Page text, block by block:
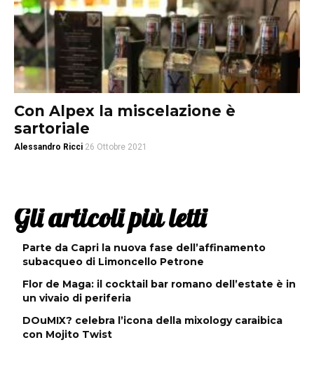
Con Alpex la miscelazione è
sartoriale
Alessandro Ricci 26 Ottobre 2021
Gli articoli più letti
Parte da Capri la nuova fase dell’affinamento
subacqueo di Limoncello Petrone
Flor de Maga: il cocktail bar romano dell’estate è in
un vivaio di periferia
DOuMIX? celebra l’icona della mixology caraibica
con Mojito Twist